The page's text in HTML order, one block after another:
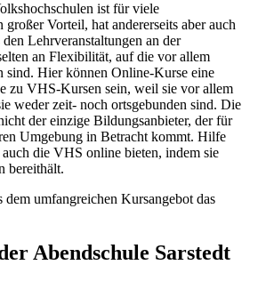
ist für viele
Vorteil, hat andererseits aber auch
Lehrveranstaltungen an der
an Flexibilität, auf die vor allem
sind. Hier können Online-Kurse eine
zu VHS-Kursen sein, weil sie vor allem
weder zeit- noch ortsgebunden sind. Die
der einzige Bildungsanbieter, der für
Umgebung in Betracht kommt. Hilfe
die VHS online bieten, indem sie
bereithält.
dem umfangreichen Kursangebot das
Abendschule Sarstedt